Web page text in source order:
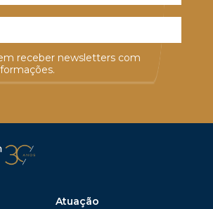
receber newsletters com
Atuação